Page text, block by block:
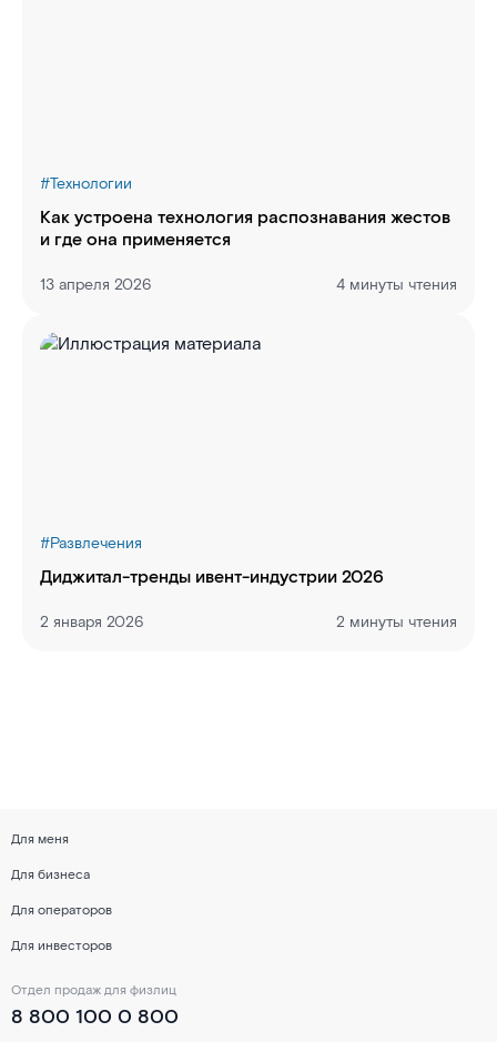
#Технологии
Как устроена технология распознавания жестов
и где она применяется
13 апреля 2026 4 минуты чтения
#Развлечения
Диджитал-тренды ивент-индустрии 2026
2 января 2026 2 минуты чтения
Для меня
Для бизнеса
Для операторов
Для инвесторов
Отдел продаж для физлиц
8 800 100 0 800